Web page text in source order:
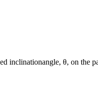
inclinationangle, θ, on the